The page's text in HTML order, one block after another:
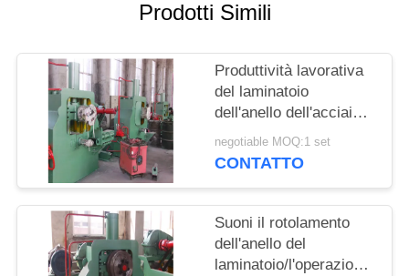
MAPPA
DEL
SITO
PRIVACY
POLICY
Prodotti Simili
Produttività lavorativa
del laminatoio
dell'anello dell'acciaio
legato alta con il Pin di
guida 4
negotiable MOQ:1 set
CONTATTO
Suoni il rotolamento
dell'anello del
laminatoio/l'operazione